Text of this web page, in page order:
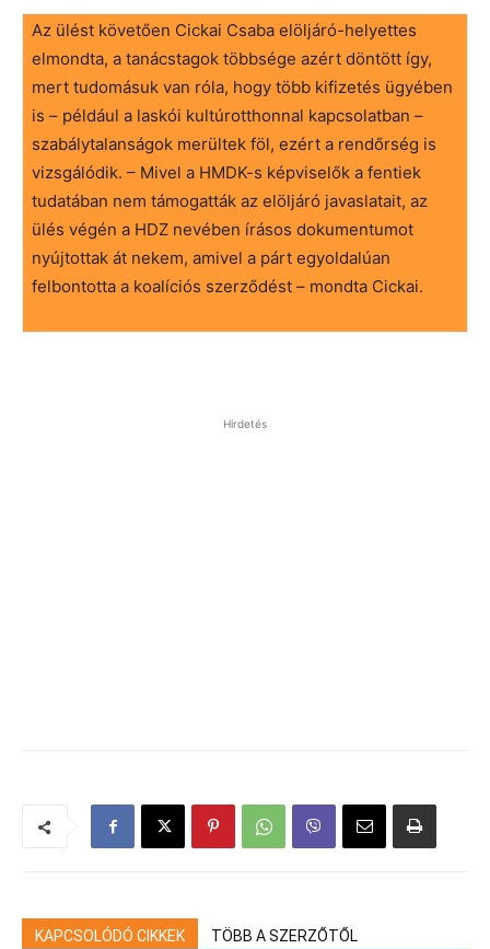
Az ülést követően Cickai Csaba elöljáró-helyettes
elmondta, a tanácstagok többsége azért döntött így,
mert tudomásuk van róla, hogy több kifizetés ügyében
is – például a laskói kultúrotthonnal kapcsolatban –
szabálytalanságok merültek föl, ezért a rendőrség is
vizsgálódik. – Mivel a HMDK-s képviselők a fentiek
tudatában nem támogatták az elöljáró javaslatait, az
ülés végén a HDZ nevében írásos dokumentumot
nyújtottak át nekem, amivel a párt egyoldalúan
felbontotta a koalíciós szerződést – mondta Cickai.
Hirdetés
KAPCSOLÓDÓ CIKKEK TÖBB A SZERZŐTŐL